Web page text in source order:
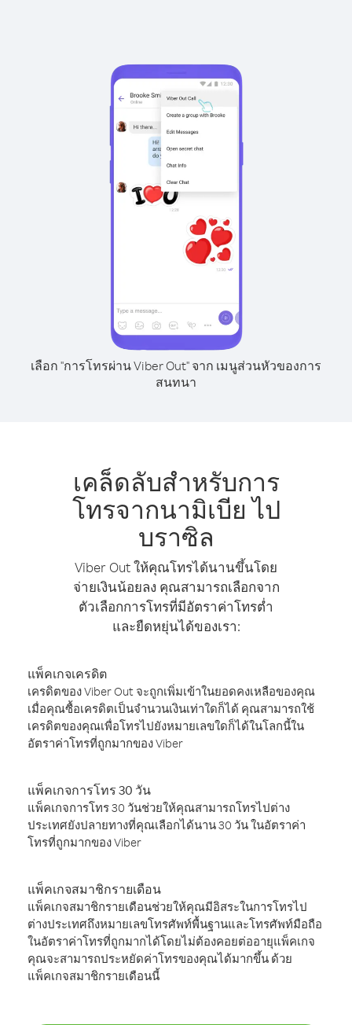
เลือก "การโทรผ่าน Viber Out" จาก เมนูส่วนหัวของการ
สนทนา
เคล็ดลับสำหรับการ
โทรจากนามิเบีย ไป
บราซิล
Viber Out ให้คุณโทรได้นานขึ้นโดย
จ่ายเงินน้อยลง คุณสามารถเลือกจาก
ตัวเลือกการโทรที่มีอัตราค่าโทรต่ำ
และยืดหยุ่นได้ของเรา:
แพ็คเกจเครดิต
เครดิตของ Viber Out จะถูกเพิ่มเข้าในยอดคงเหลือของคุณ
เมื่อคุณซื้อเครดิตเป็นจำนวนเงินเท่าใดก็ได้ คุณสามารถใช้
เครดิตของคุณเพื่อโทรไปยังหมายเลขใดก็ได้ในโลกนี้ใน
อัตราค่าโทรที่ถูกมากของ Viber
แพ็คเกจการโทร 30 วัน
แพ็คเกจการโทร 30 วันช่วยให้คุณสามารถโทรไปต่าง
ประเทศยังปลายทางที่คุณเลือกได้นาน 30 วัน ในอัตราค่า
โทรที่ถูกมากของ Viber
แพ็คเกจสมาชิกรายเดือน
แพ็คเกจสมาชิกรายเดือนช่วยให้คุณมีอิสระในการโทรไป
ต่างประเทศถึงหมายเลขโทรศัพท์พื้นฐานและโทรศัพท์มือถือ
ในอัตราค่าโทรที่ถูกมากได้โดยไม่ต้องคอยต่ออายุแพ็คเกจ
คุณจะสามารถประหยัดค่าโทรของคุณได้มากขึ้น ด้วย
แพ็คเกจสมาชิกรายเดือนนี้